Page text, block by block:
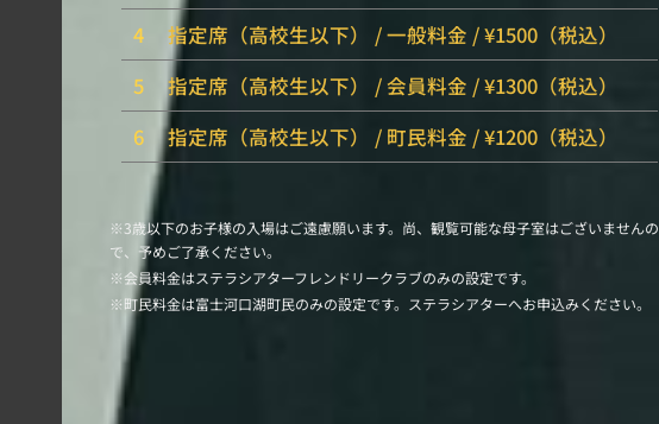
4
指定席（高校生以下） / 一般料金 / ¥1500（税込）
5
指定席（高校生以下） / 会員料金 / ¥1300（税込）
6
指定席（高校生以下） / 町民料金 / ¥1200（税込）
※3歳以下のお子様の入場はご遠慮願います。尚、観覧可能な母子室はございませんの
で、予めご了承ください。
※会員料金はステラシアターフレンドリークラブのみの設定です。
※町民料金は富士河口湖町民のみの設定です。ステラシアターへお申込みください。